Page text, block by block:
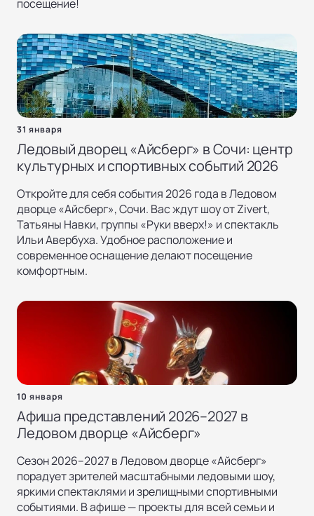
посещение!
31 января
Ледовый дворец «Айсберг» в Сочи: центр
культурных и спортивных событий 2026
Откройте для себя события 2026 года в Ледовом
дворце «Айсберг», Сочи. Вас ждут шоу от Zivert,
Татьяны Навки, группы «Руки вверх!» и спектакль
Ильи Авербуха. Удобное расположение и
современное оснащение делают посещение
комфортным.
10 января
Афиша представлений 2026–2027 в
Ледовом дворце «Айсберг»
Сезон 2026–2027 в Ледовом дворце «Айсберг»
порадует зрителей масштабными ледовыми шоу,
яркими спектаклями и зрелищными спортивными
событиями. В афише — проекты для всей семьи и